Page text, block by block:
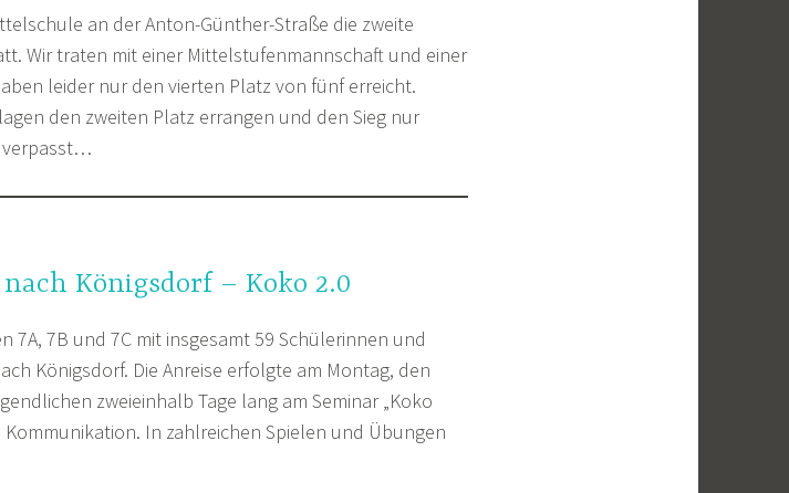
an der Anton-Günther-Straße die zweite
Wir traten mit einer Mittelstufenmannschaft und einer
leider nur den vierten Platz von fünf erreicht.
den zweiten Platz errangen und den Sieg nur
verpasst…
Königsdorf – Koko 2.0
7A, 7B und 7C mit insgesamt 59 Schülerinnen und
Königsdorf. Die Anreise erfolgte am Montag, den
zweieinhalb Tage lang am Seminar „Koko
In zahlreichen Spielen und Übungen